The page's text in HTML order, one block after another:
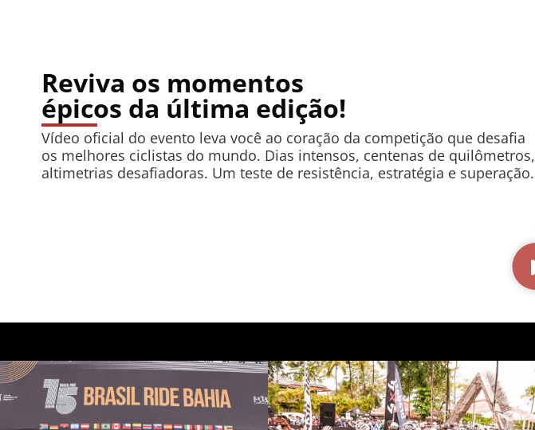
Reviva os momentos
épicos da última edição!
Vídeo oficial do evento leva você ao coração da competição que desafia
os melhores ciclistas do mundo. Dias intensos, centenas de quilômetros,
altimetrias desafiadoras. Um teste de resistência, estratégia e superação.